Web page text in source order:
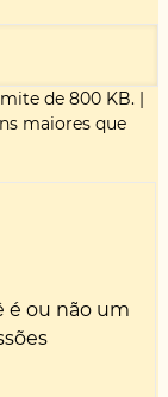
de 800 KB. |
maiores que
é ou não um